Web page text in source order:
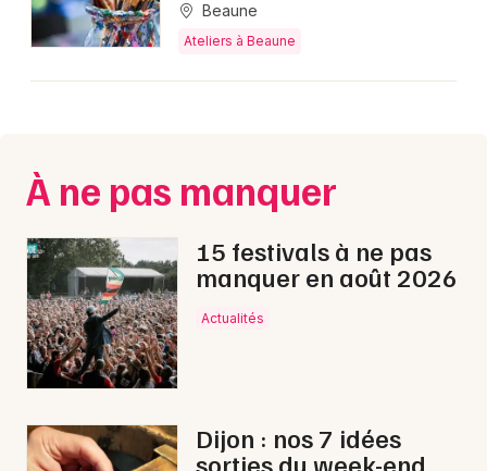
Beaune
Ateliers à Beaune
À ne pas manquer
15 festivals à ne pas
manquer en août 2026
Actualités
Dijon : nos 7 idées
sorties du week-end